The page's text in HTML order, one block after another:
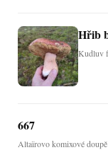
Hřib
Kudluv
667
Altaïrovo komixové